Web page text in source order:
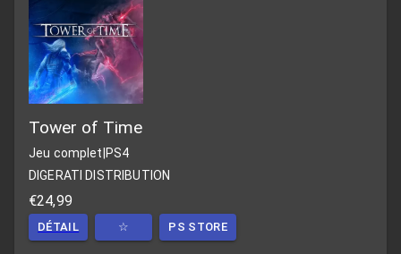
Tower of Time
Jeu complet PS4
DIGERATI DISTRIBUTION
€24,99
DÉTAIL ☆ PS STORE